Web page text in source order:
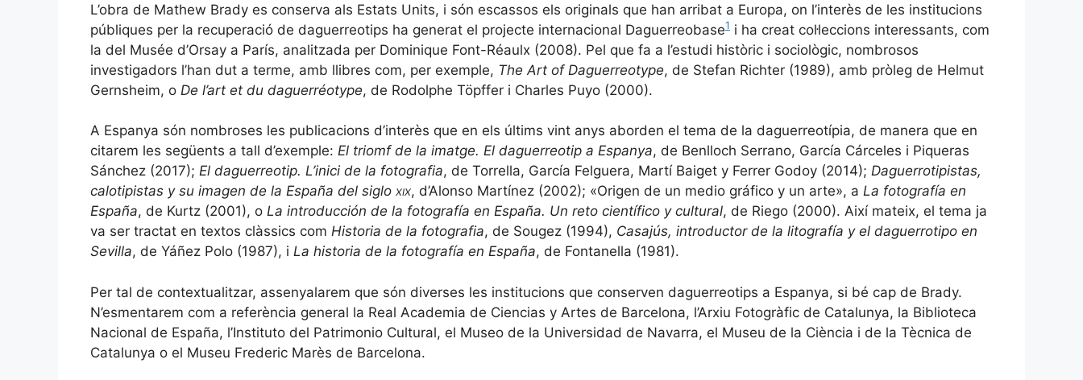
L’obra de Mathew Brady es conserva als Estats Units, i són escassos els originals que han arribat a Europa, on l’interès de les institucions
públiques per la recuperació de daguerreotips ha generat el projecte internacional Daguerreobase1 i ha creat col·leccions interessants, com
la del Musée d’Orsay a París, analitzada per Dominique Font-Réaulx (2008). Pel que fa a l’estudi històric i sociològic, nombrosos
investigadors l’han dut a terme, amb llibres com, per exemple, The Art of Daguerreotype, de Stefan Richter (1989), amb pròleg de Helmut
Gernsheim, o De l’art et du daguerréotype, de Rodolphe Töpffer i Charles Puyo (2000).
A Espanya són nombroses les publicacions d’interès que en els últims vint anys aborden el tema de la daguerreotípia, de manera que en
citarem les següents a tall d’exemple: El triomf de la imatge. El daguerreotip a Espanya, de Benlloch Serrano, García Cárceles i Piqueras
Sánchez (2017); El daguerreotip. L’inici de la fotografia, de Torrella, García Felguera, Martí Baiget y Ferrer Godoy (2014); Daguerrotipistas,
calotipistas y su imagen de la España del siglo xix, d’Alonso Martínez (2002); «Origen de un medio gráfico y un arte», a La fotografía en
España, de Kurtz (2001), o La introducción de la fotografía en España. Un reto científico y cultural, de Riego (2000). Així mateix, el tema ja
va ser tractat en textos clàssics com Historia de la fotografia, de Sougez (1994), Casajús, introductor de la litografía y el daguerrotipo en
Sevilla, de Yáñez Polo (1987), i La historia de la fotografía en España, de Fontanella (1981).
Per tal de contextualitzar, assenyalarem que són diverses les institucions que conserven daguerreotips a Espanya, si bé cap de Brady.
N’esmentarem com a referència general la Real Academia de Ciencias y Artes de Barcelona, ​​l’Arxiu Fotogràfic de Catalunya, la Biblioteca
Nacional de España, l’Instituto del Patrimonio Cultural, el Museo de la Universidad de Navarra, el Museu de la Ciència i de la Tècnica de
Catalunya o el Museu Frederic Marès de Barcelona.